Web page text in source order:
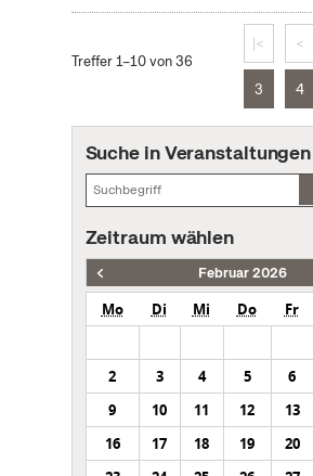
Treffer 1–10 von 36
|< <
3 4
Suche in Veranstaltungen
Zeitraum wählen
Februar 2026
Mo Di Mi Do Fr
2
3 4 5 6
9
10 11 12 13
16
17 18 19 20